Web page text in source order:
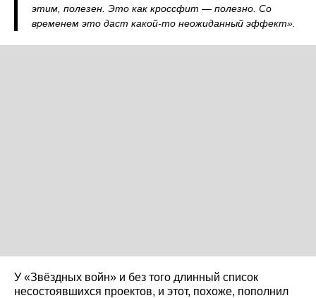
этим, полезен. Это как кроссфит — полезно. Со
временем это даст какой-то неожиданный эффект».
У «Звёздных войн» и без того длинный список
несостоявшихся проектов, и этот, похоже, пополнил